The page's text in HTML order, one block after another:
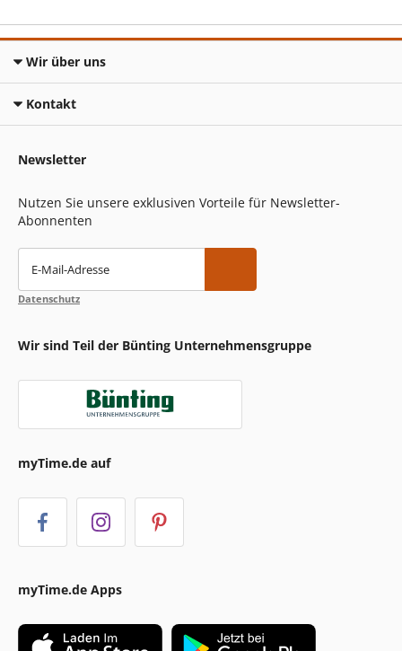
Wir über uns
Kontakt
Newsletter
Nutzen Sie unsere exklusiven Vorteile für Newsletter-
Abonnenten
E-Mail-Adresse
Datenschutz
Wir sind Teil der Bünting Unternehmensgruppe
myTime.de auf
myTime.de Apps